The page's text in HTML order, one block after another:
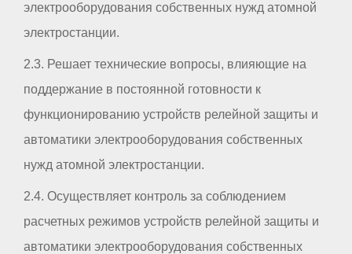
электрооборудования собственных нужд атомной
электростанции.
2.3. Решает технические вопросы, влияющие на
поддержание в постоянной готовности к
функционированию устройств релейной защиты и
автоматики электрооборудования собственных
нужд атомной электростанции.
2.4. Осуществляет контроль за соблюдением
расчетных режимов устройств релейной защиты и
автоматики электрооборудования собственных